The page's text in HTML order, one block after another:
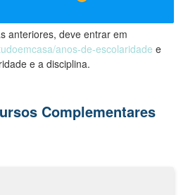
anteriores, deve entrar em
anos-de-escolaridade e
e a disciplina.
Complementares